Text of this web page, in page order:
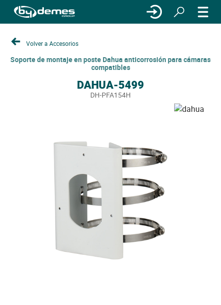
Volver a Accesorios
Soporte de montaje en poste Dahua anticorrosión para cámaras
compatibles
DAHUA-5499
DH-PFA154H